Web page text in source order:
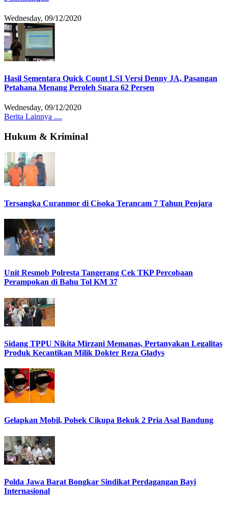
Wednesday, 09/12/2020
Hasil Sementara Quick Count LSI Versi Denny JA, Pasangan
Petahana Menang Peroleh Suara 62 Persen
Wednesday, 09/12/2020
Berita Lainnya ....
Hukum & Kriminal
Tersangka Curanmor di Cisoka Terancam 7 Tahun Penjara
Unit Resmob Polresta Tangerang Cek TKP Percobaan
Perampokan di Bahu Tol KM 37
Sidang TPPU Nikita Mirzani Memanas, Pertanyakan Legalitas
Produk Kecantikan Milik Dokter Reza Gladys
Gelapkan Mobil, Polsek Cikupa Bekuk 2 Pria Asal Bandung
Polda Jawa Barat Bongkar Sindikat Perdagangan Bayi
Internasional